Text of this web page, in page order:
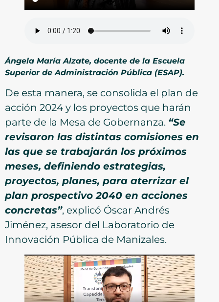
Ángela María Alzate, docente de la Escuela
Superior de Administración Pública (ESAP).
De esta manera, se consolida el plan de
acción 2024 y los proyectos que harán
parte de la Mesa de Gobernanza. “Se
revisaron las distintas comisiones en
las que se trabajarán los próximos
meses, definiendo estrategias,
proyectos, planes, para aterrizar el
plan prospectivo 2040 en acciones
concretas”, explicó Óscar Andrés
Jiménez, asesor del Laboratorio de
Innovación Pública de Manizales.